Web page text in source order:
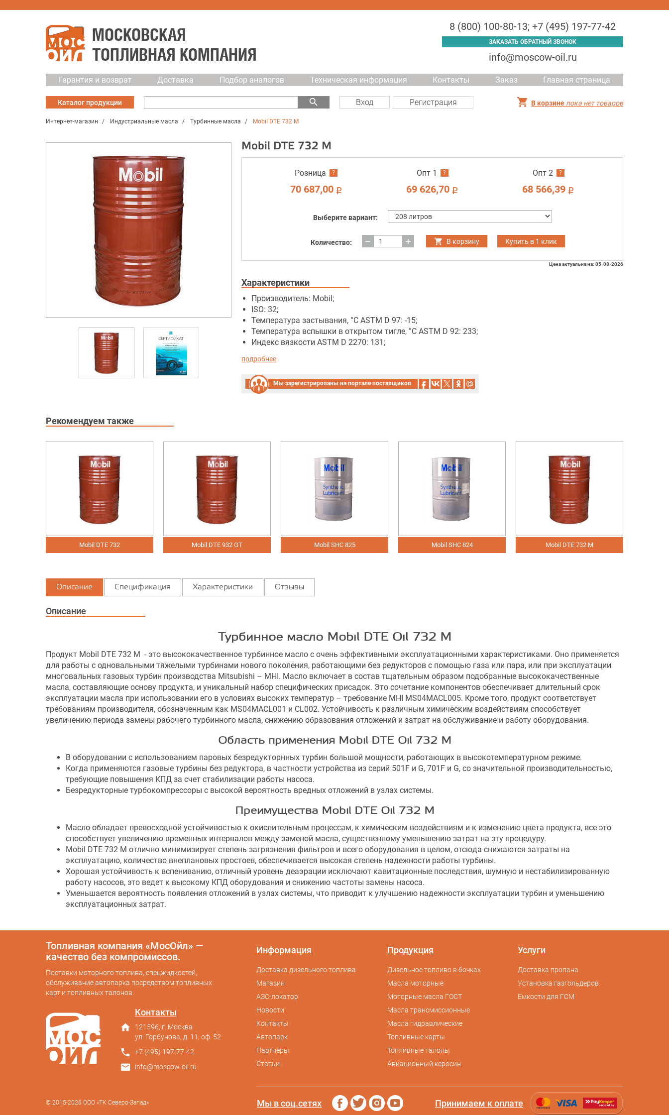
Гарантия и возврат Доставка Подбор аналогов Техническая информация Контакты Заказ Главная страница
МОСКОВСКАЯ
ТОПЛИВНАЯ КОМПАНИЯ
8 (800) 100-80-13; +7 (495) 197-77-42
ЗАКАЗАТЬ ОБРАТНЫЙ ЗВОНОК
info@moscow-oil.ru
search Вход Регистрация В корзине пока нет товаров
Каталог продукции
Интернет-магазин Индустриальные масла Турбинные масла Mobil DTE 732 M
Mobil DTE 732 M
Розница ?
70 687,00 i
Опт 1 ?
69 626,70 i
Опт 2 ?
68 566,39 i
Выберите вариант:
Количество: remove add В корзину Купить в 1 клик
Цена актуальна на: 05-08-2026
Характеристики
Производитель: Mobil;
ISO: 32;
Температура застывания, °C ASTM D 97: -15;
Температура вспышки в открытом тигле, °C ASTM D 92: 233;
Индекс вязкости ASTM D 2270: 131;
подробнее
Мы зарегистрированы на портале поставщиков
Рекомендуем также
Mobil DTE 732 Mobil DTE 932 GT Mobil SHC 825 Mobil SHC 824 Mobil DTE 732 M
Описание Спецификация Характеристики Отзывы
Описание
Турбинное масло Mobil DTE Oil 732 M
Продукт Mobil DTE 732 M - это высококачественное турбинное масло с очень эффективными эксплуатационными характеристиками. Оно применяется
для работы с одновальными тяжелыми турбинами нового поколения, работающими без редукторов с помощью газа или пара, или при эксплуатации
многовальных газовых турбин производства Mitsubishi – MHI. Масло включает в состав тщательным образом подобранные высококачественные
масла, составляющие основу продукта, и уникальный набор специфических присадок. Это сочетание компонентов обеспечивает длительный срок
эксплуатации масла при использовании его в условиях высоких температур – требование MHI MS04MACL005. Кроме того, продукт соответствует
требованиям производителя, обозначенным как MS04MACL001 и CL002. Устойчивость к различным химическим воздействиям способствует
увеличению периода замены рабочего турбинного масла, снижению образования отложений и затрат на обслуживание и работу оборудования.
Область применения Mobil DTE Oil 732 M
В оборудовании с использованием паровых безредукторнных турбин большой мощности, работающих в высокотемпературном режиме.
Когда применяются газовые турбины без редуктора, в частности устройства из серий 501F и G, 701F и G, со значительной производительностью,
требующие повышения КПД за счет стабилизации работы насоса.
Безредукторные турбокомпрессоры с высокой вероятность вредных отложений в узлах системы.
Преимущества Mobil DTE Oil 732 M
Масло обладает превосходной устойчивостью к окислительным процессам, к химическим воздействиям и к изменению цвета продукта, все это
способствует увеличению временных интервалов между заменой масла, существенному уменьшению затрат на эту процедуру.
Mobil DTE 732 M отлично минимизирует степень загрязнения фильтров и всего оборудования в целом, отсюда снижаются затраты на
эксплуатацию, количество внеплановых простоев, обеспечивается высокая степень надежности работы турбины.
Хорошая устойчивость к вспениванию, отличный уровень деаэрации исключают кавитационные последствия, шумную и нестабилизированную
работу насосов, это ведет к высокому КПД оборудования и снижению частоты замены насоса.
Уменьшается вероятность появления отложений в узлах системы, что приводит к улучшению надежности эксплуатации турбин и уменьшению
эксплуатационных затрат.
Информация
Доставка дизельного топлива
Магазин
АЗС-локатор
Новости
Контакты
Автопарк
Партнёры
Статьи
Продукция
Дизельное топливо в бочках
Масла моторные
Моторные масла ГОСТ
Масла трансмиссионные
Масла гидравлические
Топливные карты
Топливные талоны
Авиационный керосин
Услуги
Доставка пропана
Установка газгольдеров
Емкости для ГСМ
Топливная компания «МосОйл» —
качество без компромиссов.
Поставки моторного топлива, спецжидкостей,
обслуживание автопарка посредством топливных
карт и топливных талонов.
Контакты
home
121596, г. Москва
ул. Горбунова, д. 11, оф. 52
phone +7 (495) 197-77-42
mail info@moscow-oil.ru
Мы в соц.сетях Принимаем к оплате
© 2015-2026 ООО «ТК Северо-Запад»